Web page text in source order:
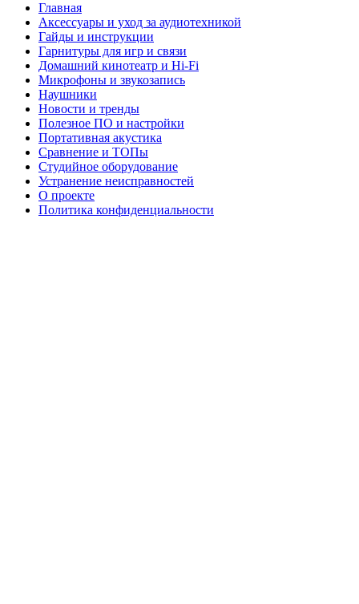
Главная
Аксессуары и уход за аудиотехникой
Гайды и инструкции
Гарнитуры для игр и связи
Домашний кинотеатр и Hi-Fi
Микрофоны и звукозапись
Наушники
Новости и тренды
Полезное ПО и настройки
Портативная акустика
Сравнение и ТОПы
Студийное оборудование
Устранение неисправностей
О проекте
Политика конфиденциальности